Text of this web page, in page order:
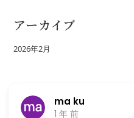
アーカイブ
2026年2月
ma ku
1 年 前